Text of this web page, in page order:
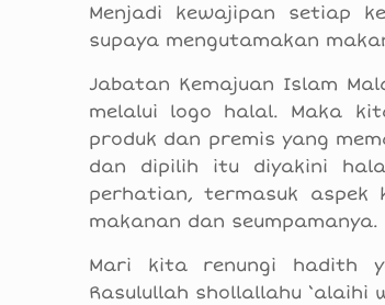
Menjadi kewajipan setiap
supaya mengutamakan
Jabatan Kemajuan Islam
melalui logo halal. Maka
produk dan premis yang
dan dipilih itu diyakini
perhatian, termasuk aspek
makanan dan seumpamanya.
Mari kita renungi hadith
Rasulullah shollallahu ‘alaihi